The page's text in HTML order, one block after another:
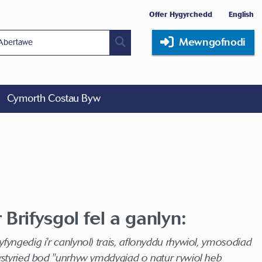
Offer Hygyrchedd English
Mewngofnodi
Cymorth Costau Byw
fel a ganlyn:
i'r canlynol) trais, aflonyddu rhywiol, ymosodiad
bod "unrhyw ymddygiad o natur rywiol heb